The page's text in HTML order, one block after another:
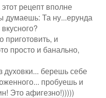
рецепт вполне
думаешь: Та ну...ерунда
и
просто и банально,
берешь себе
пробуешь и
Это афигезно!)))))